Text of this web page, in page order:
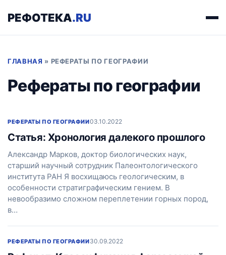
РЕФОТЕКА.RU
ГЛАВНАЯ » РЕФЕРАТЫ ПО ГЕОГРАФИИ
Рефераты по географии
РЕФЕРАТЫ ПО ГЕОГРАФИИ03.10.2022
Статья: Хронология далекого прошлого
Александр Марков, доктор биологических наук,
старший научный сотрудник Палеонтологического
института РАН Я восхищаюсь геологическим, в
особенности стратиграфическим гением. В
невообразимо сложном переплетении горных пород,
в…
РЕФЕРАТЫ ПО ГЕОГРАФИИ30.09.2022